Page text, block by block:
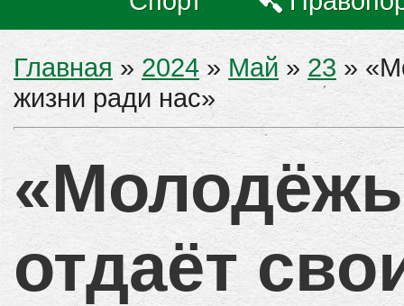
Главная » 2024 » Май » 23»
жизни ради нас»
отдаёт